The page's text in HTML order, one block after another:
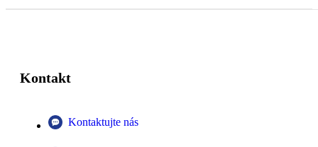
Kontakt
Kontaktujte nás